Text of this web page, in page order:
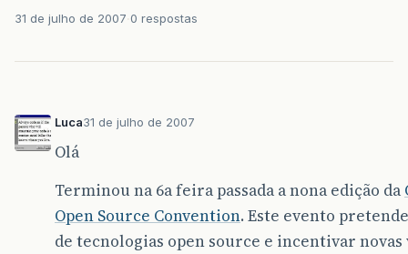
31 de julho de 2007 0 respostas
Luca31 de julho de 2007
Olá
Terminou na 6a feira passada a nona edição da
Open Source Convention. Este evento
de tecnologias open source e incentivar novas